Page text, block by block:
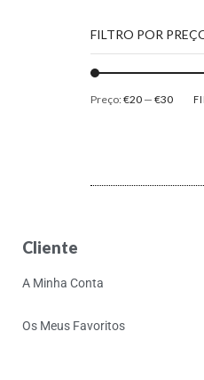
5 Seconds Of
50 Foot Wave
65daysofstatic
81355
Strangers
FILTRO POR
Preço:€20 — €30
Cliente
A Minha Conta
Os Meus Favoritos